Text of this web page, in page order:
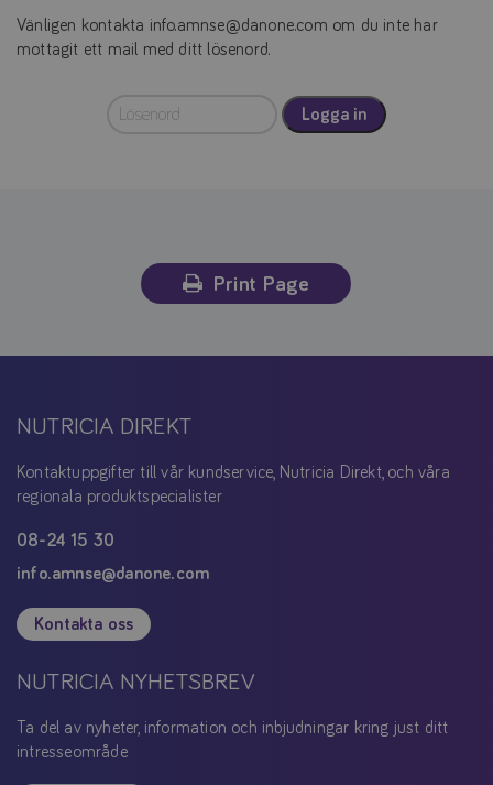
Vänligen kontakta info.amnse@danone.com om du inte har
mottagit ett mail med ditt lösenord.
Logga in
Print Page
NUTRICIA DIREKT
Kontaktuppgifter till vår kundservice, Nutricia Direkt, och våra
regionala produktspecialister
08-24 15 30
info.amnse@danone.com
Kontakta oss
NUTRICIA NYHETSBREV
Ta del av nyheter, information och inbjudningar kring just ditt
intresseområde